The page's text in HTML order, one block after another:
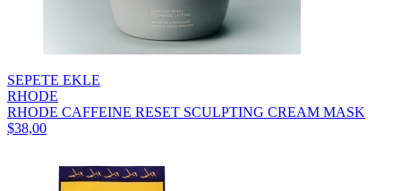
SEPETE EKLE
RHODE
RHODE CAFFEINE RESET SCULPTING CREAM MASK
$38,00